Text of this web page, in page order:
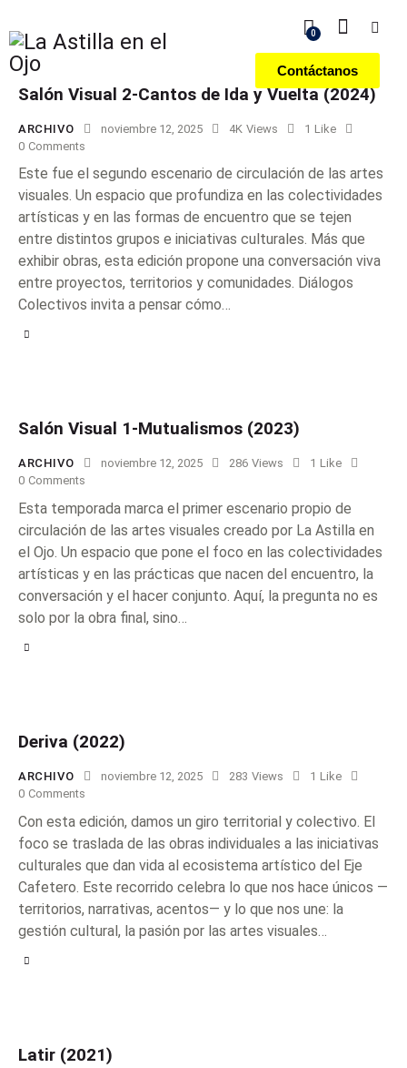
0
Contáctanos
Salón Visual 2-Cantos de Ida y Vuelta (2024)
ARCHIVO noviembre 12, 2025 4K Views 1 Like
0 Comments
Este fue el segundo escenario de circulación de las artes
visuales. Un espacio que profundiza en las colectividades
artísticas y en las formas de encuentro que se tejen
entre distintos grupos e iniciativas culturales. Más que
exhibir obras, esta edición propone una conversación viva
entre proyectos, territorios y comunidades. Diálogos
Colectivos invita a pensar cómo…
Salón Visual 1-Mutualismos (2023)
ARCHIVO noviembre 12, 2025 286 Views 1 Like
0 Comments
Esta temporada marca el primer escenario propio de
circulación de las artes visuales creado por La Astilla en
el Ojo. Un espacio que pone el foco en las colectividades
artísticas y en las prácticas que nacen del encuentro, la
conversación y el hacer conjunto. Aquí, la pregunta no es
solo por la obra final, sino…
Deriva (2022)
ARCHIVO noviembre 12, 2025 283 Views 1 Like
0 Comments
Con esta edición, damos un giro territorial y colectivo. El
foco se traslada de las obras individuales a las iniciativas
culturales que dan vida al ecosistema artístico del Eje
Cafetero. Este recorrido celebra lo que nos hace únicos —
territorios, narrativas, acentos— y lo que nos une: la
gestión cultural, la pasión por las artes visuales…
Latir (2021)